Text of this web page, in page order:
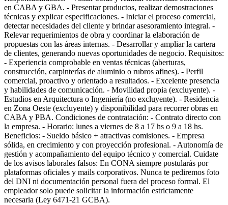
en CABA y GBA. - Presentar productos, realizar demostraciones
técnicas y explicar especificaciones. - Iniciar el proceso comercial,
detectar necesidades del cliente y brindar asesoramiento integral. -
Relevar requerimientos de obra y coordinar la elaboración de
propuestas con las áreas internas. - Desarrollar y ampliar la cartera
de clientes, generando nuevas oportunidades de negocio. Requisitos:
- Experiencia comprobable en ventas técnicas (aberturas,
construcción, carpinterías de aluminio o rubros afines). - Perfil
comercial, proactivo y orientado a resultados. - Excelente presencia
y habilidades de comunicación. - Movilidad propia (excluyente). -
Estudios en Arquitectura o Ingeniería (no excluyente). - Residencia
en Zona Oeste (excluyente) y disponibilidad para recorrer obras en
CABA y PBA. Condiciones de contratación: - Contrato directo con
la empresa. - Horario: lunes a viernes de 8 a 17 hs o 9 a 18 hs.
Beneficios: - Sueldo básico + atractivas comisiones. - Empresa
sólida, en crecimiento y con proyección profesional. - Autonomía de
gestión y acompañamiento del equipo técnico y comercial. Cuidate
de los avisos laborales falsos: En CONA siempre postularás por
plataformas oficiales y mails corporativos. Nunca te pediremos foto
del DNI ni documentación personal fuera del proceso formal. El
empleador solo puede solicitar la información estrictamente
necesaria (Ley 6471-21 GCBA).